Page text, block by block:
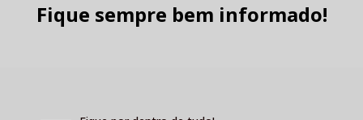
Fique sempre bem informado!